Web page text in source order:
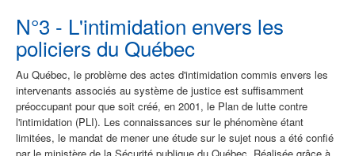
N°3 - L'intimidation envers les
policiers du Québec
Au Québec, le problème des actes d'intimidation commis envers les
intervenants associés au système de justice est suffisamment
préoccupant pour que soit créé, en 2001, le Plan de lutte contre
l'intimidation (PLI). Les connaissances sur le phénomène étant
limitées, le mandat de mener une étude sur le sujet nous a été confié